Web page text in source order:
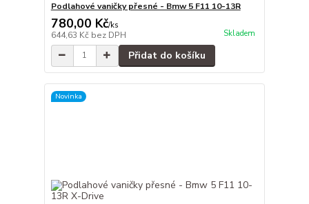
Podlahové vaničky přesné - Bmw 5 F11 10-13R
780,00 Kč/ks
644,63 Kč bez DPH Skladem
Přidat do košíku
Novinka